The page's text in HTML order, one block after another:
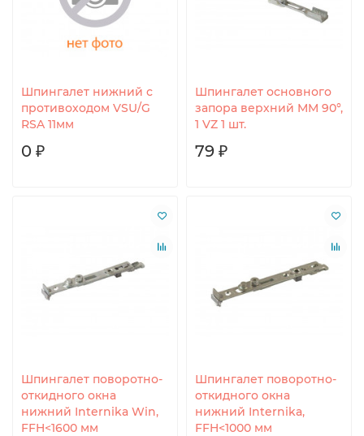
Шпингалет нижний с
противоходом VSU/G
RSA 11мм
0 ₽
Шпингалет основного
запора верхний MM 90°,
1 VZ 1 шт.
79 ₽
Шпингалет поворотно-
откидного окна
нижний Internika Win,
FFH<1600 мм
Шпингалет поворотно-
откидного окна
нижний Internika,
FFH<1000 мм